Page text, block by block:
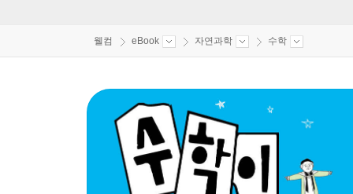
웰컴 eBook 자연과학 수학